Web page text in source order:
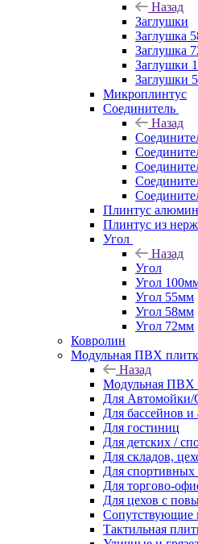
Назад
Заглушки
Заглушка
Заглушка
Заглушки
Заглушки
Микроплинтус
Соединитель
Назад
Плинтус
Плинтус из
Угол
Назад
Угол
Угол
Угол 55мм
Угол 58мм
Угол 72мм
Ковролин
Модульная ПВХ
Назад
Модульная ПВХ
Для
Для бассейнов и
Для гостиниц
Для детских /
Для складов,
Для спортивных
Для торгово-
Для цехов с
Сопутствующие
Тактильная